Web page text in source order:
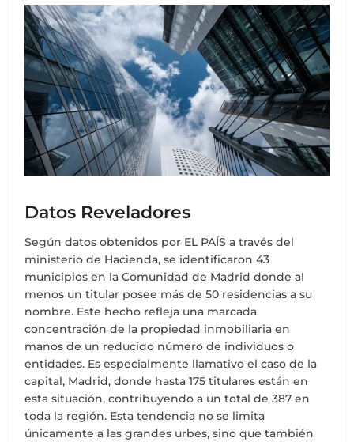
Datos Reveladores
Según datos obtenidos por EL PAÍS a través del
ministerio de Hacienda, se identificaron 43
municipios en la Comunidad de Madrid donde al
menos un titular posee más de 50 residencias a su
nombre. Este hecho refleja una marcada
concentración de la propiedad inmobiliaria en
manos de un reducido número de individuos o
entidades. Es especialmente llamativo el caso de la
capital, Madrid, donde hasta 175 titulares están en
esta situación, contribuyendo a un total de 387 en
toda la región. Esta tendencia no se limita
únicamente a las grandes urbes, sino que también